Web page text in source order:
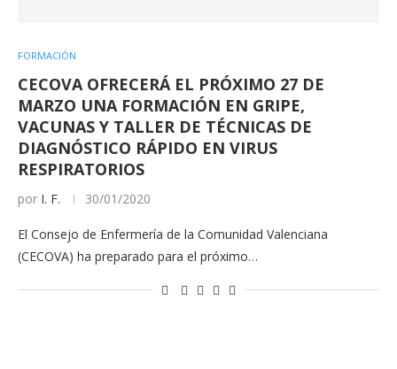
FORMACIÓN
CECOVA OFRECERÁ EL PRÓXIMO 27 DE
MARZO UNA FORMACIÓN EN GRIPE,
VACUNAS Y TALLER DE TÉCNICAS DE
DIAGNÓSTICO RÁPIDO EN VIRUS
RESPIRATORIOS
por I. F. 30/01/2020
El Consejo de Enfermería de la Comunidad Valenciana
(CECOVA) ha preparado para el próximo…